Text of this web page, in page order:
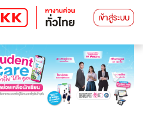
เข้าสู่ระบบ
Next